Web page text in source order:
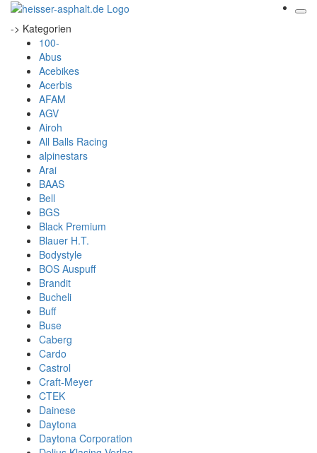
-> Kategorien
100-
Abus
Acebikes
Acerbis
AFAM
AGV
Airoh
All Balls Racing
alpinestars
Arai
BAAS
Bell
BGS
Black Premium
Blauer H.T.
Bodystyle
BOS Auspuff
Brandit
Bucheli
Buff
Buse
Caberg
Cardo
Castrol
Craft-Meyer
CTEK
Dainese
Daytona
Daytona Corporation